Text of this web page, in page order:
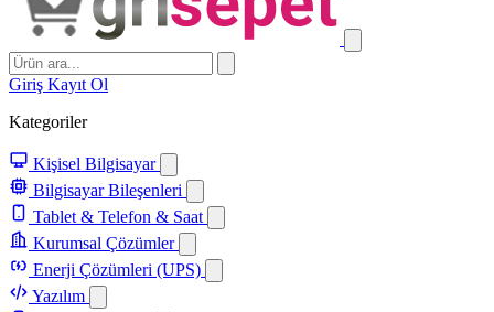
Giriş Kayıt Ol
Kategoriler
Kişisel Bilgisayar
Bilgisayar Bileşenleri
Tablet & Telefon & Saat
Kurumsal Çözümler
Enerji Çözümleri (UPS)
Yazılım